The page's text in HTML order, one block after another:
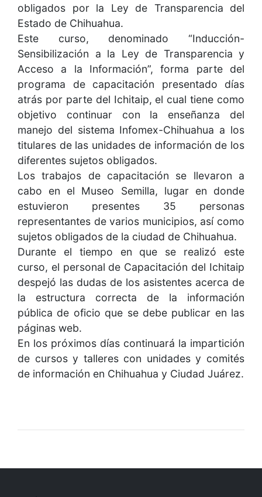
obligados por la Ley de Transparencia del
Estado de Chihuahua.
Este curso, denominado “Inducción-
Sensibilización a la Ley de Transparencia y
Acceso a la Información”, forma parte del
programa de capacitación presentado días
atrás por parte del Ichitaip, el cual tiene como
objetivo continuar con la enseñanza del
manejo del sistema Infomex-Chihuahua a los
titulares de las unidades de información de los
diferentes sujetos obligados.
Los trabajos de capacitación se llevaron a
cabo en el Museo Semilla, lugar en donde
estuvieron presentes 35 personas
representantes de varios municipios, así como
sujetos obligados de la ciudad de Chihuahua.
Durante el tiempo en que se realizó este
curso, el personal de Capacitación del Ichitaip
despejó las dudas de los asistentes acerca de
la estructura correcta de la información
pública de oficio que se debe publicar en las
páginas web.
En los próximos días continuará la impartición
de cursos y talleres con unidades y comités
de información en Chihuahua y Ciudad Juárez.